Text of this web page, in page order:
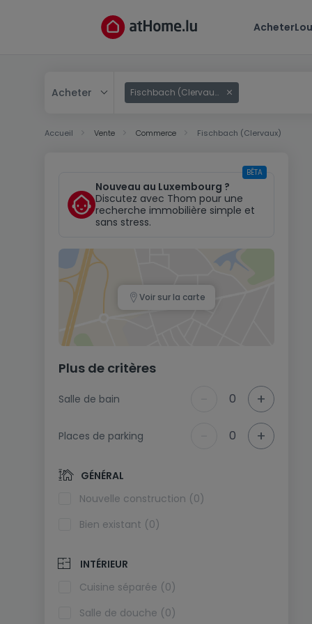
Acheter
Acheter Fischbach (Clervaux)
Accueil Vente Commerce Fischbach (Clervaux)
Nouveau au Luxembourg ?
Discutez avec Thom pour une
recherche immobilière simple et
sans stress.
BÊTA
Voir sur la carte
Plus de critères
Salle de bain 0 +
Places de parking 0 +
GÉNÉRAL
Nouvelle construction (0)
Bien existant (0)
INTÉRIEUR
Cuisine séparée (0)
Salle de douche (0)